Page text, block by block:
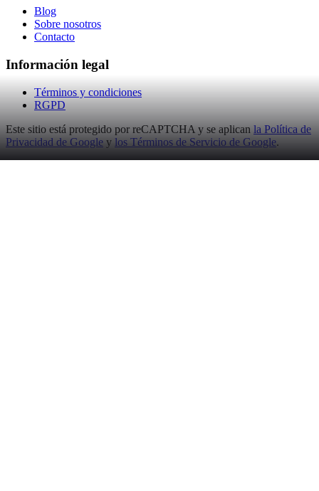
Blog
Sobre nosotros
Contacto
Información legal
Términos y condiciones
RGPD
Este sitio está protegido por reCAPTCHA y se aplican la Política de
Privacidad de Google y los Términos de Servicio de Google.